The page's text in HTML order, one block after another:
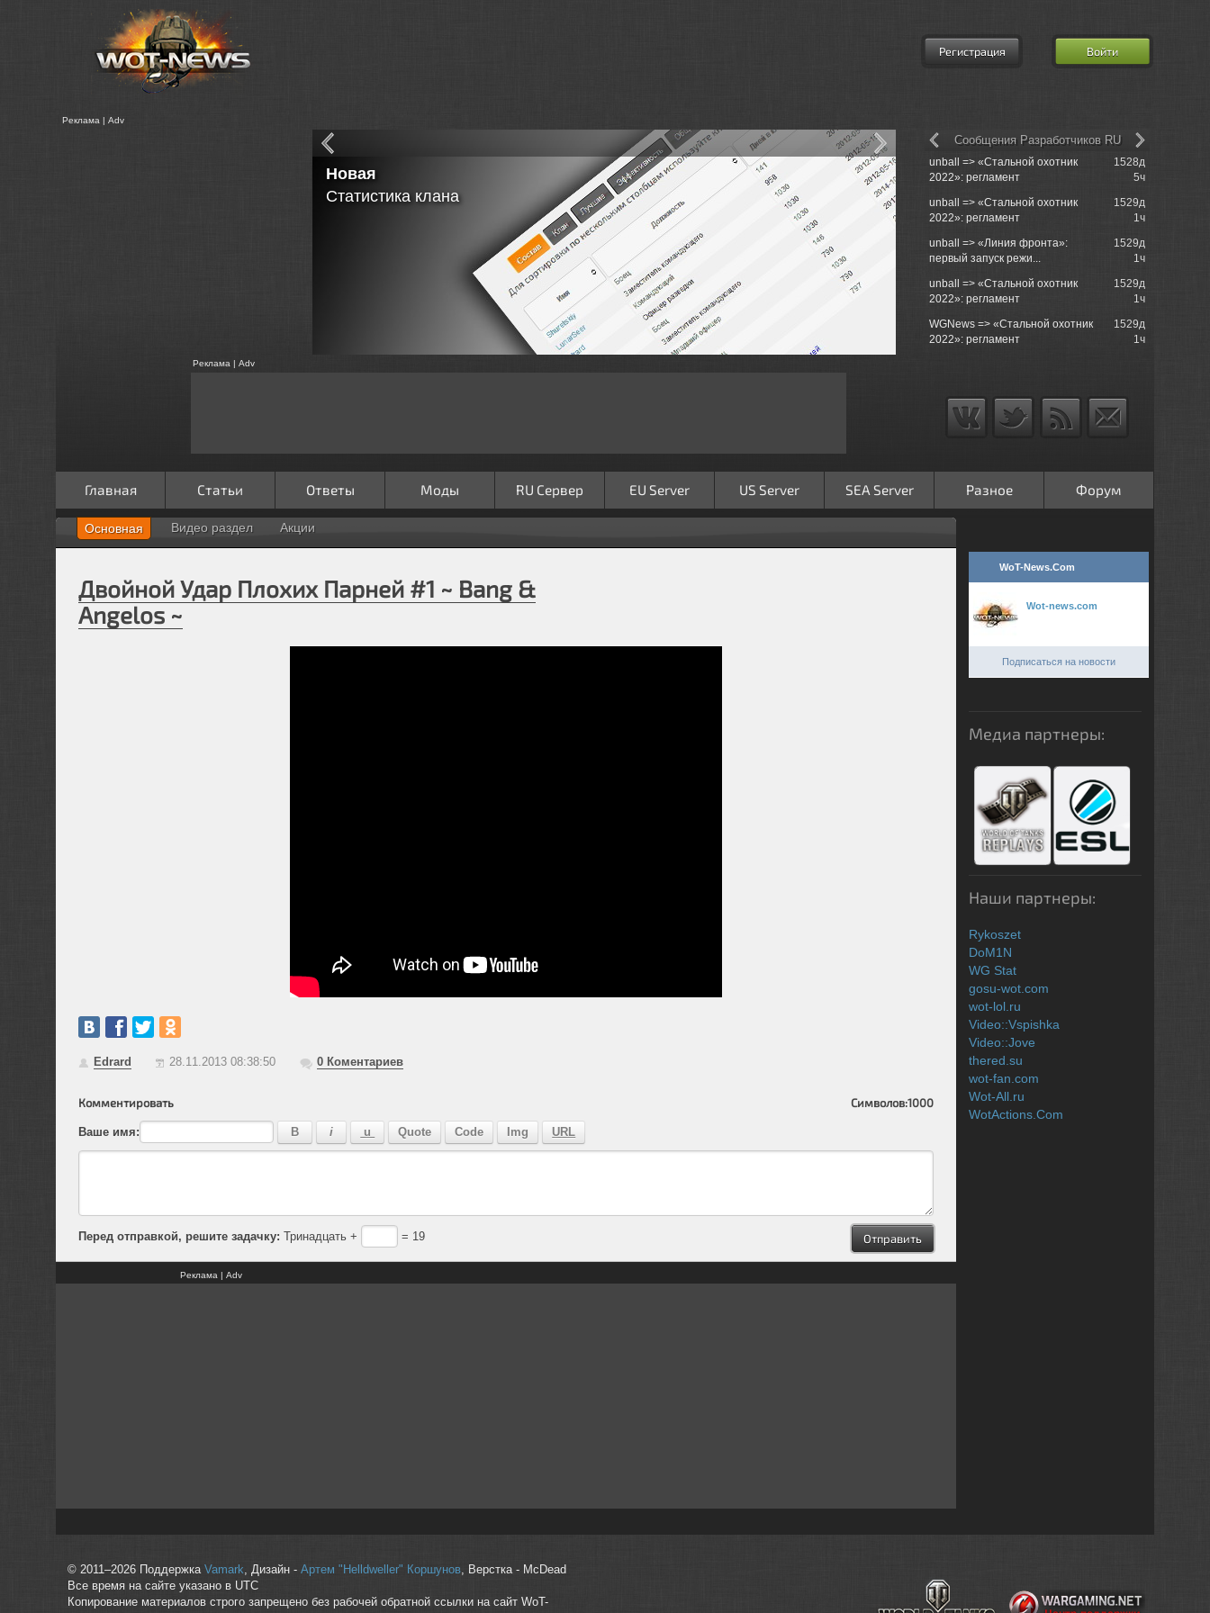
Регистрация Войти
Реклама | Adv
Новая
Статистика клана
unball => «Стальной охотник
2022»: регламент
1528д
5ч
unball => «Стальной охотник
2022»: регламент
1529д
1ч
unball => «Линия фронта»:
первый запуск режи...
1529д
1ч
unball => «Стальной охотник
2022»: регламент
1529д
1ч
WGNews => «Стальной охотник
2022»: регламент
1529д
1ч
Сообщения Разработчиков RU
Реклама | Adv
Главная Статьи Ответы Моды RU Сервер EU Server US Server SEA Server Разное Форум
Основная Видео раздел Акции
Двойной Удар Плохих Парней #1 ~ Bang &
Angelos ~
Edrard 28.11.2013 08:38:50 0Коментариев
Комментировать Символов:1000
Ваше имя:
Перед отправкой, решите задачку: Тринадцать + = 19
Реклама | Adv
WoT-News.Com
Wot-news.com
Подписаться на новости
Медиа партнеры:
Наши партнеры:
Rykoszet
DoM1N
WG Stat
gosu-wot.com
wot-lol.ru
Video::Vspishka
Video::Jove
thered.su
wot-fan.com
Wot-All.ru
WotActions.Com
© 2011–2026 Поддержка Vamark , Дизайн - Артем "Helldweller" Коршунов, Верстка - McDead
Все время на сайте указано в UTC
Копирование материалов строго запрещено без рабочей обратной ссылки на сайт WoT-